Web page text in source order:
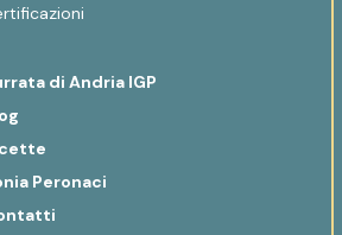
di Andria IGP
Peronaci